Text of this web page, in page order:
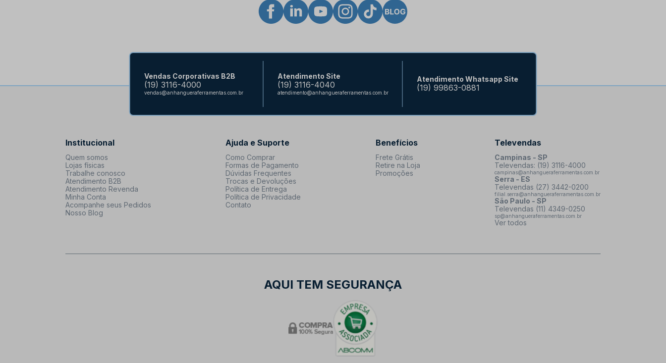
Vendas Corporativas B2B
(19) 3116-4000
vendas@anhangueraferramentas.com.br
Atendimento Site
(19) 3116-4040
atendimento@anhangueraferramentas.com.br
Atendimento Whatsapp Site
(19) 99863-0881
Institucional
Quem somos
Lojas físicas
Trabalhe conosco
Atendimento B2B
Atendimento Revenda
Minha Conta
Acompanhe seus Pedidos
Nosso Blog
Ajuda e Suporte
Como Comprar
Formas de Pagamento
Dúvidas Frequentes
Trocas e Devoluções
Política de Entrega
Política de Privacidade
Contato
Benefícios
Frete Grátis
Retire na Loja
Promoções
Televendas
Campinas - SP
Televendas: (19) 3116-4000
campinas@anhangueraferramentas.com.br
Serra - ES
Televendas (27) 3442-0200
filial.serra@anhangueraferramentas.com.br
São Paulo - SP
Televendas (11) 4349-0250
sp@anhangueraferramentas.com.br
Ver todos
AQUI TEM SEGURANÇA